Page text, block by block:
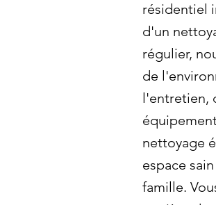
résidentiel
d'un
régulier,
de
l'entretien,
nettoyage
espace
famille.